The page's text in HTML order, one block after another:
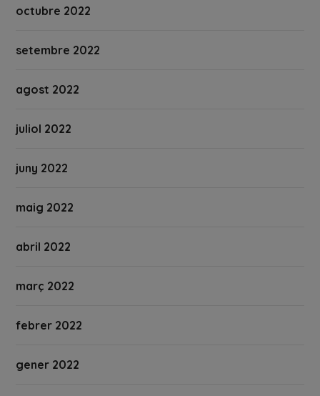
octubre 2022
setembre 2022
agost 2022
juliol 2022
juny 2022
maig 2022
abril 2022
març 2022
febrer 2022
gener 2022